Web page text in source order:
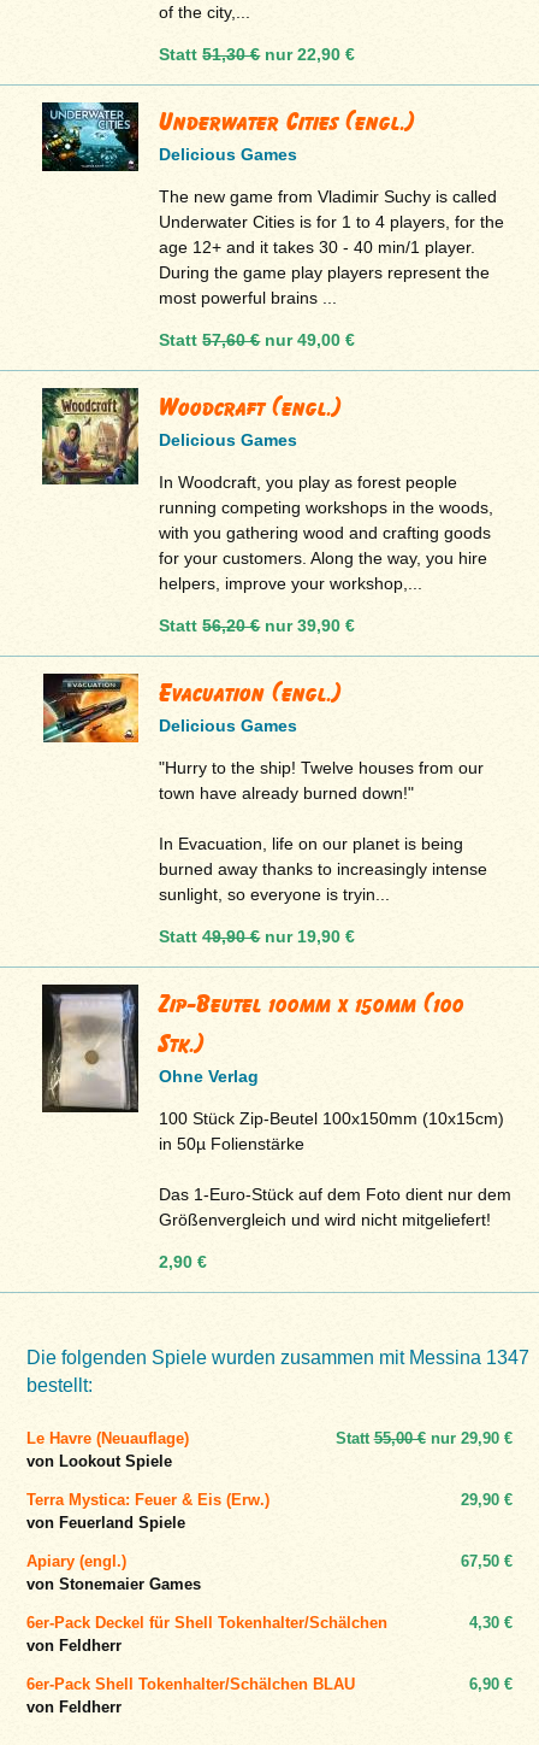
of the city,...
Statt51,30 €nur22,90 €
Underwater Cities (engl.)
Delicious Games
The new game from Vladimir Suchy is called
Underwater Cities is for 1 to 4 players, for the
age 12+ and it takes 30 - 40 min/1 player.
During the game play players represent the
most powerful brains ...
Statt57,60 €nur49,00 €
Woodcraft (engl.)
Delicious Games
In Woodcraft, you play as forest people
running competing workshops in the woods,
with you gathering wood and crafting goods
for your customers. Along the way, you hire
helpers, improve your workshop,...
Statt56,20 €nur39,90 €
Evacuation (engl.)
Delicious Games
"Hurry to the ship! Twelve houses from our
town have already burned down!"
In Evacuation, life on our planet is being
burned away thanks to increasingly intense
sunlight, so everyone is tryin...
Statt49,90 €nur 19,90 €
Zip-Beutel 100mm x 150mm (100
Stk.)
Ohne Verlag
100 Stück Zip-Beutel 100x150mm (10x15cm)
in 50µ Folienstärke
Das 1-Euro-Stück auf dem Foto dient nur dem
Größenvergleich und wird nicht mitgeliefert!
2,90 €
Die folgenden Spiele wurden zusammen mit Messina 1347
bestellt:
Le Havre (Neuauflage)
von Lookout Spiele
Statt55,00 €nur 29,90 €
Terra Mystica: Feuer & Eis (Erw.)
von Feuerland Spiele
29,90 €
Apiary (engl.)
von Stonemaier Games
67,50 €
6er-Pack Deckel für Shell Tokenhalter/Schälchen
von Feldherr
4,30 €
6er-Pack Shell Tokenhalter/Schälchen BLAU
von Feldherr
6,90 €